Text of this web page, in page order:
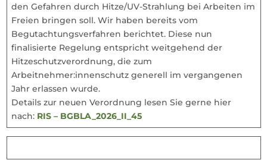
den Gefahren durch Hitze/UV-Strahlung bei Arbeiten im
Freien bringen soll. Wir haben bereits vom
Begutachtungsverfahren berichtet. Diese nun
finalisierte Regelung entspricht weitgehend der
Hitzeschutzverordnung, die zum
Arbeitnehmer:innenschutz generell im vergangenen
Jahr erlassen wurde.
Details zur neuen Verordnung lesen Sie gerne hier
nach: RIS – BGBLA_2026_II_45